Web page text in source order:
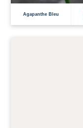
Agapanthe Bleu